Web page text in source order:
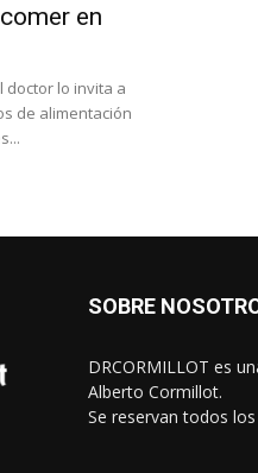
en
doctor lo invita a
de alimentación
SOBRE
DRCORMILLOT es
Alberto Cormillot.
Se reservan todos